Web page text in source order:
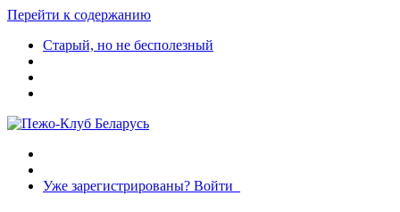
Перейти к содержанию
Старый, но не бесполезный
Уже зарегистрированы? Войти